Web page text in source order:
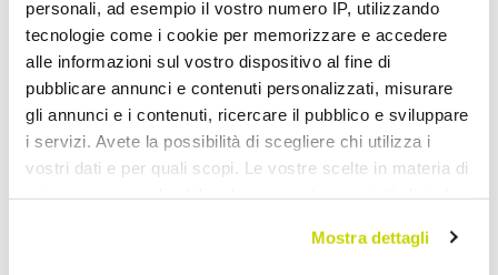
personali, ad esempio il vostro numero IP, utilizzando
tecnologie come i cookie per memorizzare e accedere
alle informazioni sul vostro dispositivo al fine di
pubblicare annunci e contenuti personalizzati, misurare
gli annunci e i contenuti, ricercare il pubblico e sviluppare
i servizi. Avete la possibilità di scegliere chi utilizza i
vostri dati e per quali scopi. Le vostre scelte in materia di
modificare o revocare il proprio consenso in qualsiasi
Mostra dettagli
Take advantage of it now!